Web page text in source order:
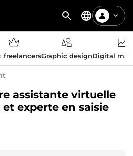
freelancersGraphic designDigital
assistante virtuelle
experte en saisie